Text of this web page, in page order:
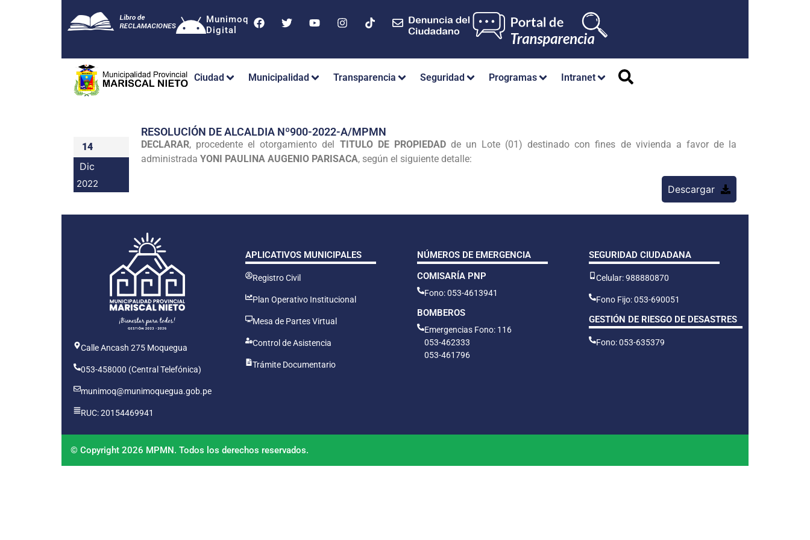
Munimoq
Digital
Ciudad Municipalidad Transparencia Seguridad Programas Intranet
14
Dic
2022
RESOLUClÓN DE ALCALDIA Nº900-2022-A/MPMN
DECLARAR, procedente el otorgamiento del TITULO DE PROPIEDADde un Lote (01) destinado con fines de vivienda a favor de la
administrada YONI PAULINA AUGENIO PARISACA, según el siguiente detalle:
Descargar
Calle Ancash 275 Moquegua
053-458000 (Central Telefónica)
munimoq@munimoquegua.gob.pe
RUC: 20154469941
APLICATIVOS MUNICIPALES
Registro Civil
Plan Operativo Institucional
Mesa de Partes Virtual
Control de Asistencia
Trámite Documentario
NÚMEROS DE EMERGENCIA
COMISARÍA PNP
Fono: 053-4613941
BOMBEROS
Emergencias Fono: 116
053-462333
053-461796
SEGURIDAD CIUDADANA
Celular: 988880870
Fono Fijo: 053-690051
GESTIÓN DE RIESGO DE DESASTRES
Fono: 053-635379
© Copyright 2026 MPMN. Todos los derechos reservados.